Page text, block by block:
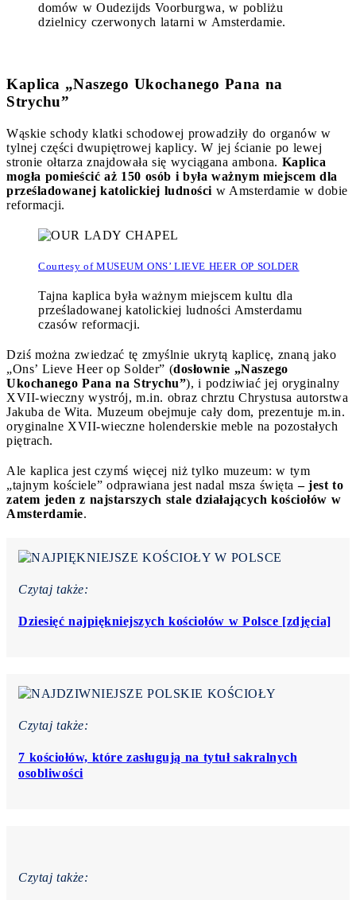
domów w Oudezijds Voorburgwa, w pobliżu
dzielnicy czerwonych latarni w Amsterdamie.
Kaplica „Naszego Ukochanego Pana na
Strychu”
Wąskie schody klatki schodowej prowadziły do organów w
tylnej części dwupiętrowej kaplicy. W jej ścianie po lewej
stronie ołtarza znajdowała się wyciągana ambona. Kaplica
mogła pomieścić aż 150 osób i była ważnym miejscem dla
prześladowanej katolickiej ludności w Amsterdamie w dobie
reformacji.
Courtesy of MUSEUM ONS’ LIEVE HEER OP SOLDER
Tajna kaplica była ważnym miejscem kultu dla
prześladowanej katolickiej ludności Amsterdamu
czasów reformacji.
Dziś można zwiedzać tę zmyślnie ukrytą kaplicę, znaną jako
„Ons’ Lieve Heer op Solder” (dosłownie „Naszego
Ukochanego Pana na Strychu”), i podziwiać jej oryginalny
XVII-wieczny wystrój, m.in. obraz chrztu Chrystusa autorstwa
Jakuba de Wita. Muzeum obejmuje cały dom, prezentuje m.in.
oryginalne XVII-wieczne holenderskie meble na pozostałych
piętrach.
Ale kaplica jest czymś więcej niż tylko muzeum: w tym
„tajnym kościele” odprawiana jest nadal msza święta– jest to
zatem jeden z najstarszych stale działających kościołów w
Amsterdamie.
Czytaj także:
Dziesięć najpiękniejszych kościołów w Polsce [zdjęcia]
Czytaj także:
7 kościołów, które zasługują na tytuł sakralnych
osobliwości
Czytaj także: